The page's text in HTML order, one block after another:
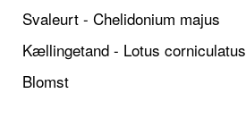
Svaleurt - Chelidonium majus
Kællingetand - Lotus corniculatus
Blomst